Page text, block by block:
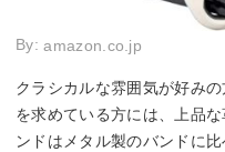
By:amazon.co.jp
クラシカルな雰囲気が好み
を求めている方には、上品
ンドはメタル製のバンドに